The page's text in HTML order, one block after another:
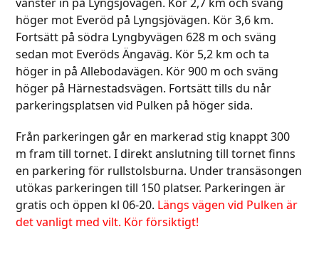
höger mot Everöd på Lyngsjövägen. Kör 3,6 km.
Fortsätt på södra Lyngbyvägen 628 m och sväng
sedan mot Everöds Ängaväg. Kör 5,2 km och ta
höger in på Allebodavägen. Kör 900 m och sväng
höger på Härnestadsvägen. Fortsätt tills du når
parkeringsplatsen vid Pulken på höger sida.
Från parkeringen går en markerad stig knappt 300
m fram till tornet. I direkt anslutning till tornet finns
en parkering för rullstolsburna. Under transäsongen
utökas parkeringen till 150 platser. Parkeringen är
gratis och öppen kl 06-20. Längs vägen vid Pulken är
det vanligt med vilt. Kör försiktigt!